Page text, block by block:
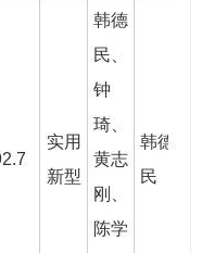
实用
新型
韩德
民
钟
琦、
黄志
刚
陈学
韩德
民